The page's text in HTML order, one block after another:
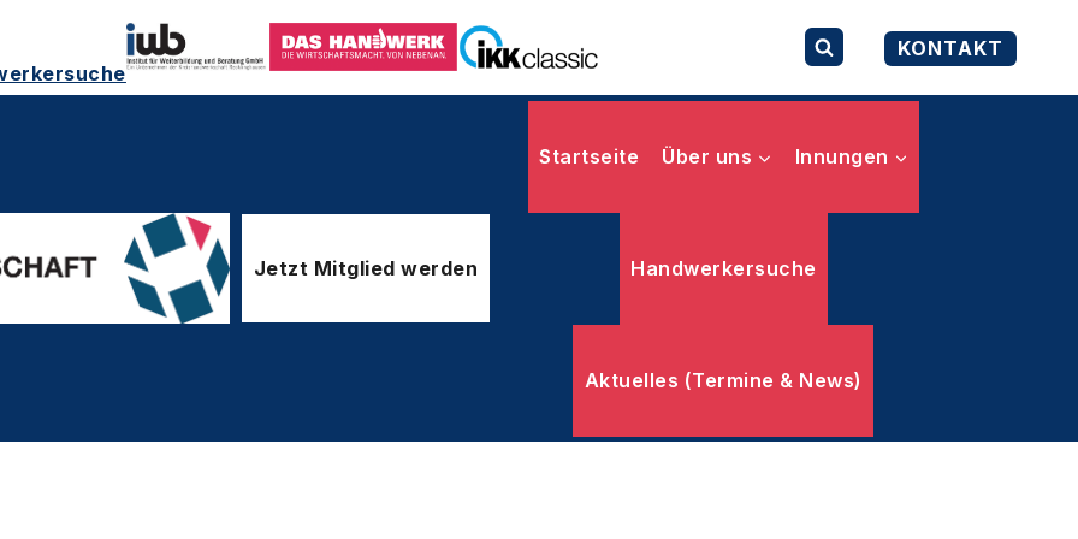
KONTAKT
Jetzt Mitglied werden
Startseite Über uns Innungen
Handwerkersuche
Aktuelles (Termine & News)